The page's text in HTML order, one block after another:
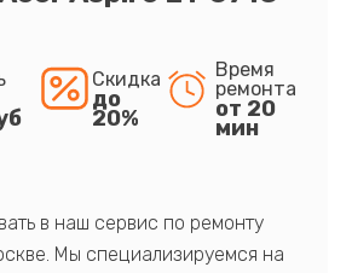
Скидка
до
20%
Время
ремонта
от 20
мин
в наш сервис по ремонту
Мы специализируемся на